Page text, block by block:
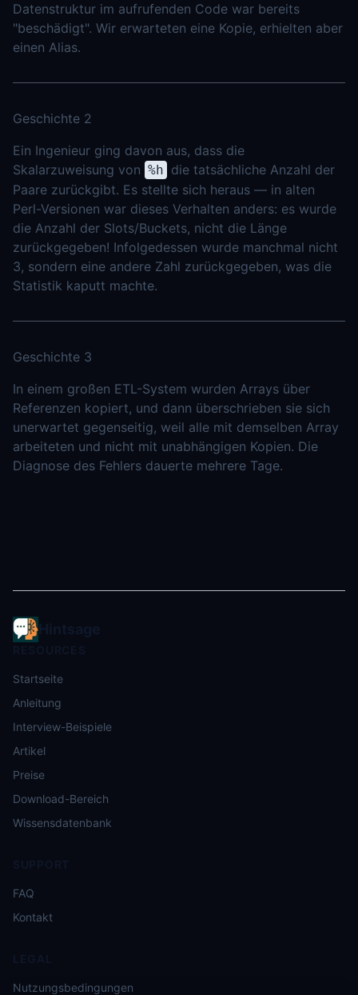
Datenstruktur im aufrufenden Code war bereits
"beschädigt". Wir erwarteten eine Kopie, erhielten aber
einen Alias.
Geschichte 2
Ein Ingenieur ging davon aus, dass die
Skalarzuweisung von %h die tatsächliche Anzahl der
Paare zurückgibt. Es stellte sich heraus — in alten
Perl-Versionen war dieses Verhalten anders: es wurde
die Anzahl der Slots/Buckets, nicht die Länge
zurückgegeben! Infolgedessen wurde manchmal nicht
3, sondern eine andere Zahl zurückgegeben, was die
Statistik kaputt machte.
Geschichte 3
In einem großen ETL-System wurden Arrays über
Referenzen kopiert, und dann überschrieben sie sich
unerwartet gegenseitig, weil alle mit demselben Array
arbeiteten und nicht mit unabhängigen Kopien. Die
Diagnose des Fehlers dauerte mehrere Tage.
Hintsage
RESOURCES
Startseite
Anleitung
Interview-Beispiele
Artikel
Preise
Download-Bereich
Wissensdatenbank
SUPPORT
FAQ
Kontakt
LEGAL
Nutzungsbedingungen